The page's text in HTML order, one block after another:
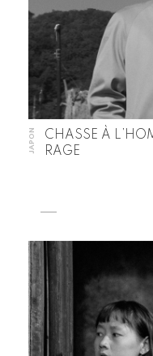
JAPON
CHASSE À
RAGE